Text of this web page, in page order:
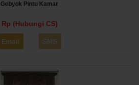
Gebyok Pintu Kamar
Rp (Hubungi CS)
Email SMS